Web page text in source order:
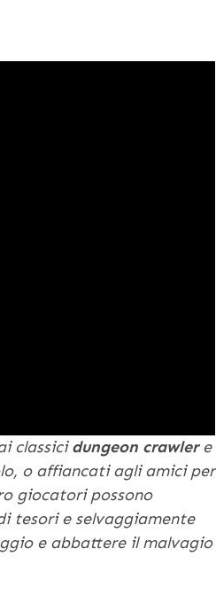
classicidungeon crawlere
o affiancati agli amici per
giocatori possono
tesori e selvaggiamente
e abbattere il malvagio